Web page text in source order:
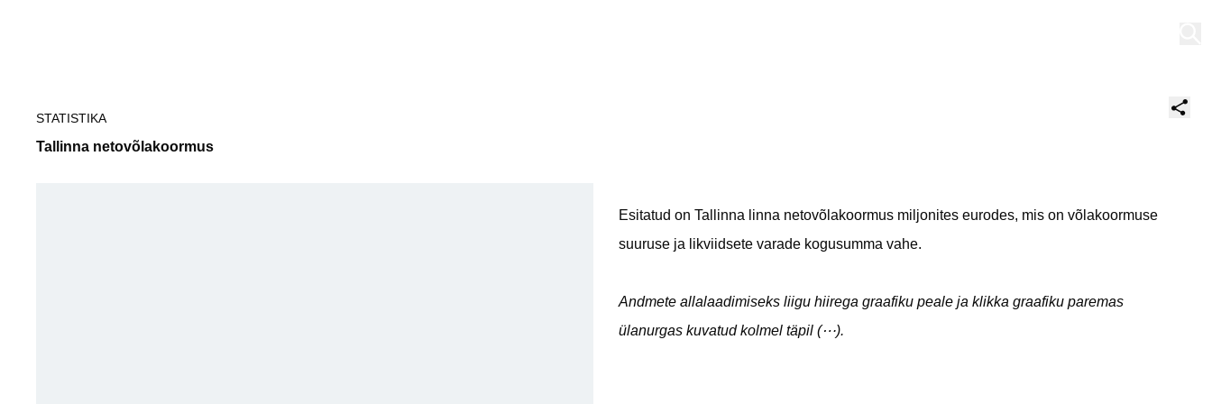
STATISTIKA
Tallinna netovõlakoormus
Esitatud on Tallinna linna netovõlakoormus miljonites eurodes, mis on võlakoormuse
suuruse ja likviidsete varade kogusumma vahe.
Andmete allalaadimiseks liigu hiirega graafiku peale ja klikka graafiku paremas
ülanurgas kuvatud kolmel täpil (⋯).